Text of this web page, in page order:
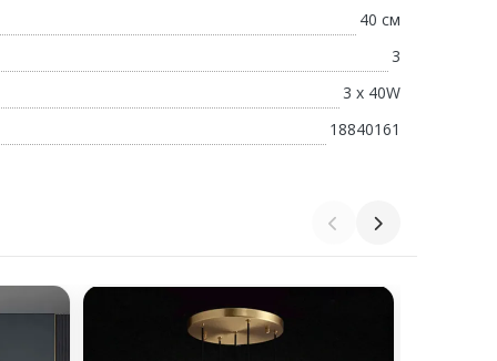
40 см
3
3 х 40W
18840161